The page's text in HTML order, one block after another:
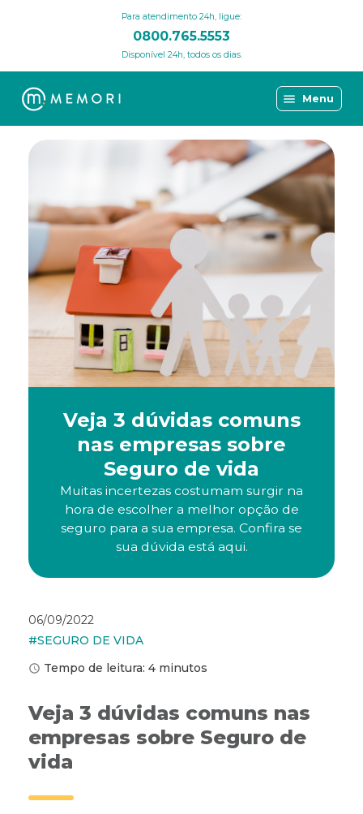
Para atendimento 24h, ligue:
0800.765.5553
Disponível 24h, todos os dias.
Menu
Veja 3 dúvidas comuns
nas empresas sobre
Seguro de vida
Muitas incertezas costumam surgir na
hora de escolher a melhor opção de
seguro para a sua empresa. Confira se
sua dúvida está aqui.
06/09/2022
#SEGURO DE VIDA
Tempo de leitura: 4 minutos
Veja 3 dúvidas comuns nas
empresas sobre Seguro de
vida